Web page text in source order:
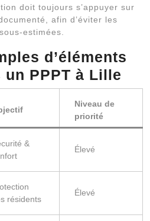
doit toujours s’appuyer sur
afin d’éviter les
estimées.
d’éléments
PPPT à Lille
Niveau de
priorité
&
Élevé
résidents
Élevé